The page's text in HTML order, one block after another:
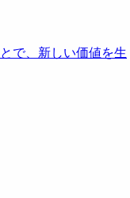
で、新しい価値を生